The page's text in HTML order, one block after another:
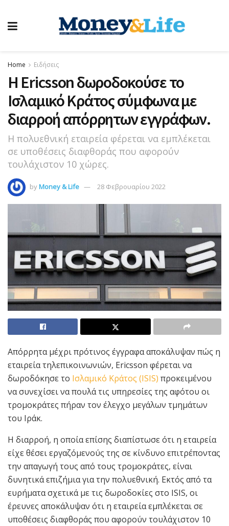
Home Ειδήσεις
Η Ericsson δωροδοκούσε το
Ισλαμικό Κράτος σύμφωνα με
διαρροή απόρρητων εγγράφων.
Η πολυεθνική εταιρεία φέρεται να εμπλέκεται
σε υποθέσεις διαφθοράς που αφορούν
τουλάχιστον 10 χώρες.
byMoney & Life 28 Φεβρουαρίου 2022
Απόρρητα μέχρι πρότινος έγγραφα αποκάλυψαν πώς η
εταιρεία τηλεπικοινωνιών, Ericsson φέρεται να
δωροδόκησε το Ισλαμικό Κράτος (ISIS) προκειμένου
να συνεχίσει να πουλά τις υπηρεσίες της αφότου οι
τρομοκράτες πήραν τον έλεγχο μεγάλων τμημάτων
του Ιράκ.
Η διαρροή, η οποία επίσης διαπίστωσε ότι η εταιρεία
είχε θέσει εργαζόμενούς της σε κίνδυνο επιτρέποντας
την απαγωγή τους από τους τρομοκράτες, είναι
δυνητικά επιζήμια για την πολυεθνική. Εκτός από τα
ευρήματα σχετικά με τις δωροδοκίες στο ISIS, οι
έρευνες αποκάλυψαν ότι η εταιρεία εμπλέκεται σε
υποθέσεις διαφθοράς που αφορούν τουλάχιστον 10